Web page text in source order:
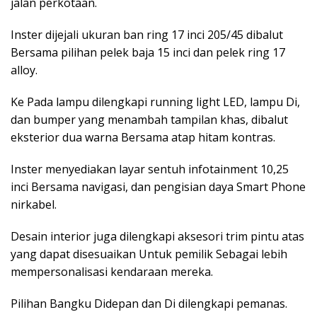
Inster dijejali ukuran ban ring 17 inci 205/45 dibalut
Bersama pilihan pelek baja 15 inci dan pelek ring 17
alloy.
Ke Pada lampu dilengkapi running light LED, lampu Di,
dan bumper yang menambah tampilan khas, dibalut
eksterior dua warna Bersama atap hitam kontras.
Inster menyediakan layar sentuh infotainment 10,25
inci Bersama navigasi, dan pengisian daya Smart Phone
nirkabel.
Desain interior juga dilengkapi aksesori trim pintu atas
yang dapat disesuaikan Untuk pemilik Sebagai lebih
mempersonalisasi kendaraan mereka.
Pilihan Bangku Didepan dan Di dilengkapi pemanas.